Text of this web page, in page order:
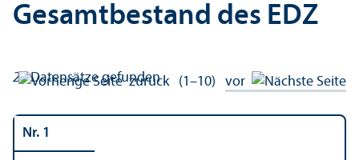
Gesamtbestand des EDZ
28Datensätze gefunden
zurück (1–10) vor
Nr. 1